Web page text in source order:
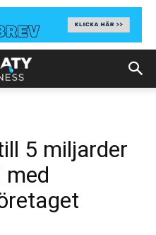
5 miljarder
med